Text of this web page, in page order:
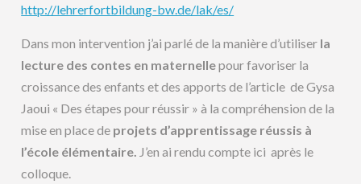
http://lehrerfortbildung-bw.de/lak/es/
Dans mon intervention j’ai parlé de la manière d’utiliser la
lecture des contes en maternellepour favoriser la
croissance des enfants et des apports de l’article de Gysa
Jaoui « Des étapes pour réussir » à la compréhension de la
mise en place de projets d’apprentissage réussis à
l’école élémentaire. J’en ai rendu compte ici après le
colloque.